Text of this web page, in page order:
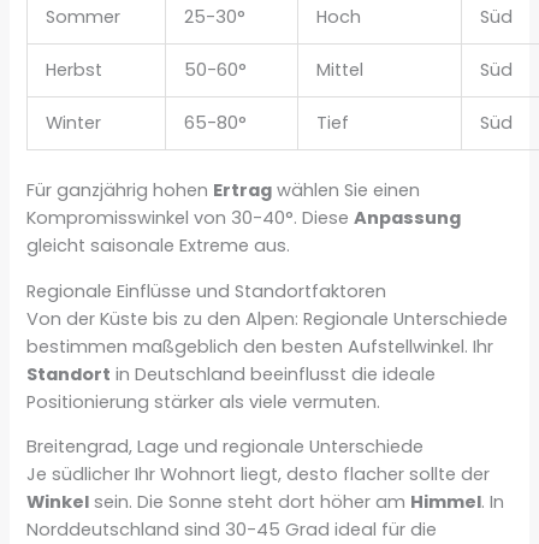
Sommer 25-30° Hoch Süd
Herbst 50-60° Mittel Süd
Winter 65-80° Tief Süd
Für ganzjährig hohen Ertrag wählen Sie einen
Kompromisswinkel von 30-40°. DieseAnpassung
gleicht saisonale Extreme aus.
Regionale Einflüsse und Standortfaktoren
Von der Küste bis zu den Alpen: Regionale Unterschiede
bestimmen maßgeblich den besten Aufstellwinkel. Ihr
Standort in Deutschland beeinflusst die ideale
Positionierung stärker als viele vermuten.
Breitengrad, Lage und regionale Unterschiede
Je südlicher Ihr Wohnort liegt, desto flacher sollte der
Winkel sein. Die Sonne steht dort höher am Himmel. In
Norddeutschland sind 30-45 Grad ideal für die